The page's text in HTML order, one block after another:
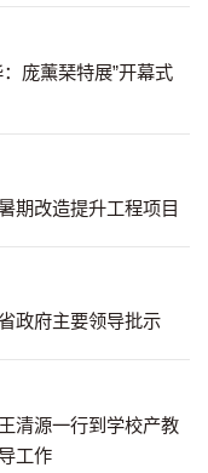
庞薰琹特展”开幕式
期改造提升工程项目
政府主要领导批示
清源一行到学校产教
工作